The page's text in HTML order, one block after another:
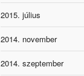
2015. július
2014. november
2014. szeptember